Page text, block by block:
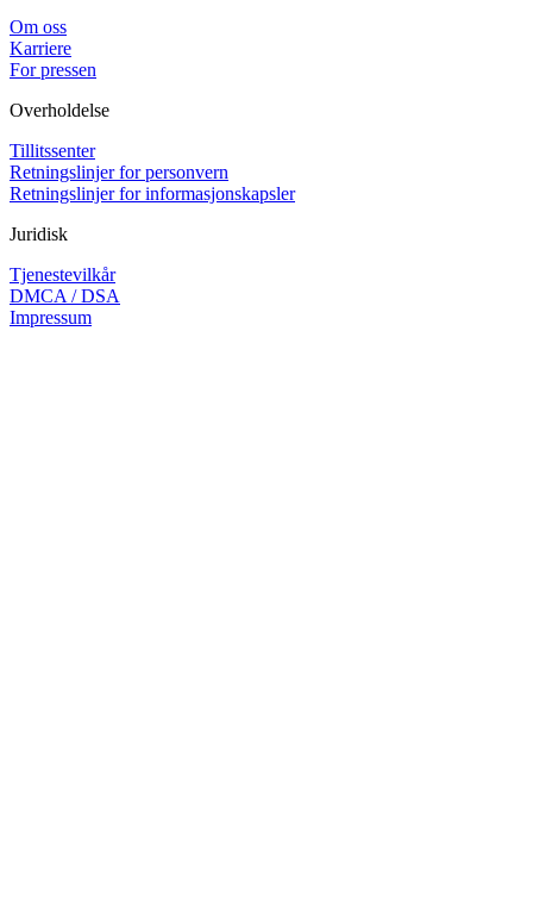
Om oss
Karriere
For pressen
Overholdelse
Tillitssenter
Retningslinjer for personvern
Retningslinjer for informasjonskapsler
Juridisk
Tjenestevilkår
DMCA / DSA
Impressum